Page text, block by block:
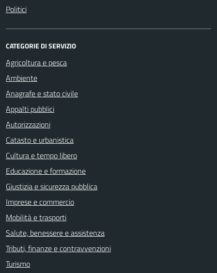
Politici
CATEGORIE DI SERVIZIO
Agricoltura e pesca
Ambiente
Anagrafe e stato civile
Appalti pubblici
Autorizzazioni
Catasto e urbanistica
Cultura e tempo libero
Educazione e formazione
Giustizia e sicurezza pubblica
Imprese e commercio
Mobilità e trasporti
Salute, benessere e assistenza
Tributi, finanze e contravvenzioni
Turismo